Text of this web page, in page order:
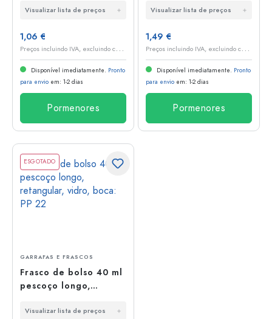
Visualizar lista de preços
1,06 €
P
reços incluindo IVA, excluindo custos de envio
Disponível imediatamente. Pronto
para envio em: 1-2 dias
Pormenores
Visualizar lista de preços
1,49 €
P
reços incluindo IVA, excluindo custos de envio
Disponível imediatamente. Pronto
para envio em: 1-2 dias
Pormenores
ESGOTADO
GARRAFAS E FRASCOS
Frasco de bolso 40 ml
pescoço longo,
boca: PP 22
Visualizar lista de preços